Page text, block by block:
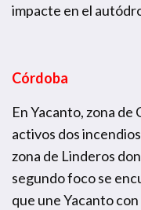
impacte en el
Córdoba
En Yacanto, zona
activos dos
zona de Linderos
segundo foco se
que une Yacanto con